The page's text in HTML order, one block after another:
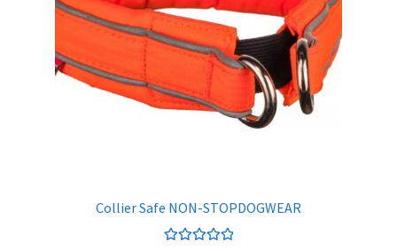
Collier Safe NON-STOPDOGWEAR